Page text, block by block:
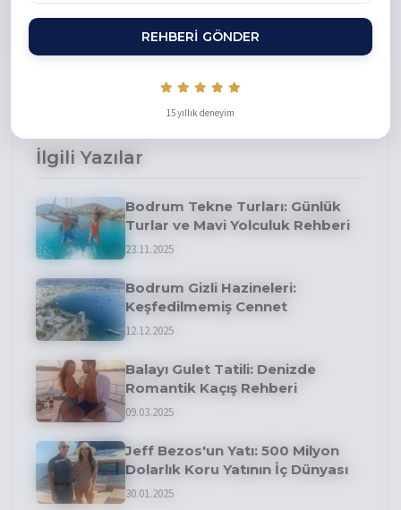
ERHAN ILE İLETIŞIME GEÇIN
İlgili Yazılar
Bodrum Tekne Turları: Günlük
Turlar ve Mavi Yolculuk Rehberi
23.11.2025
Bodrum Gizli Hazineleri:
Keşfedilmemiş Cennet
12.12.2025
Balayı Gulet Tatili: Denizde
Romantik Kaçış Rehberi
09.03.2025
Jeff Bezos'un Yatı: 500 Milyon
Dolarlık Koru Yatının İç Dünyası
30.01.2025
REHBERI GÖNDER
15 yıllık deneyim